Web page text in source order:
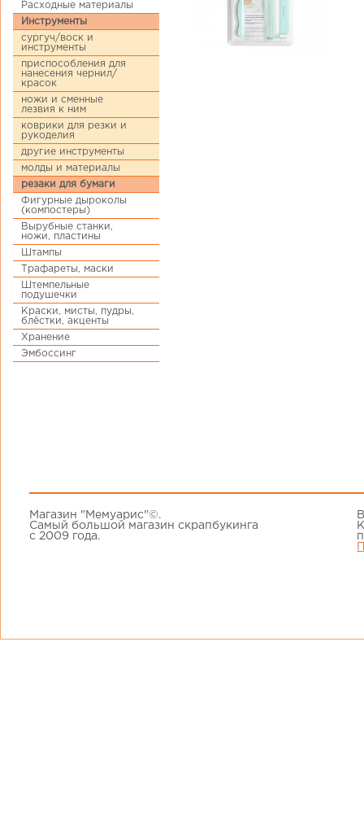
Расходные материалы
Инструменты
сургуч/воск и
инструменты
приспособления для
нанесения чернил/
красок
ножи и сменные
лезвия к ним
коврики для резки и
рукоделия
другие инструменты
молды и материалы
резаки для бумаги
Фигурные дыроколы
(компостеры)
Вырубные станки,
ножи, пластины
Штампы
Трафареты, маски
Штемпельные
подушечки
Краски, мисты, пудры,
блёстки, акценты
Хранение
Эмбоссинг
Магазин "Мемуарис"©.
Самый большой магазин скрапбукинга
с 2009 года.